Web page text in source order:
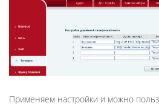
Применяем настройки и можно